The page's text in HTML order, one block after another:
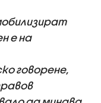
е на
говорене,